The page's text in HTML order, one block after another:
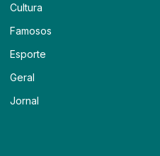
Cultura
Famosos
Esporte
Geral
Jornal